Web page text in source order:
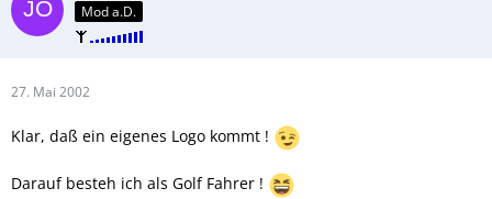
Mod a.D.
27. Mai 2002
Klar, daß ein eigenes Logo kommt !
Darauf besteh ich als Golf Fahrer !